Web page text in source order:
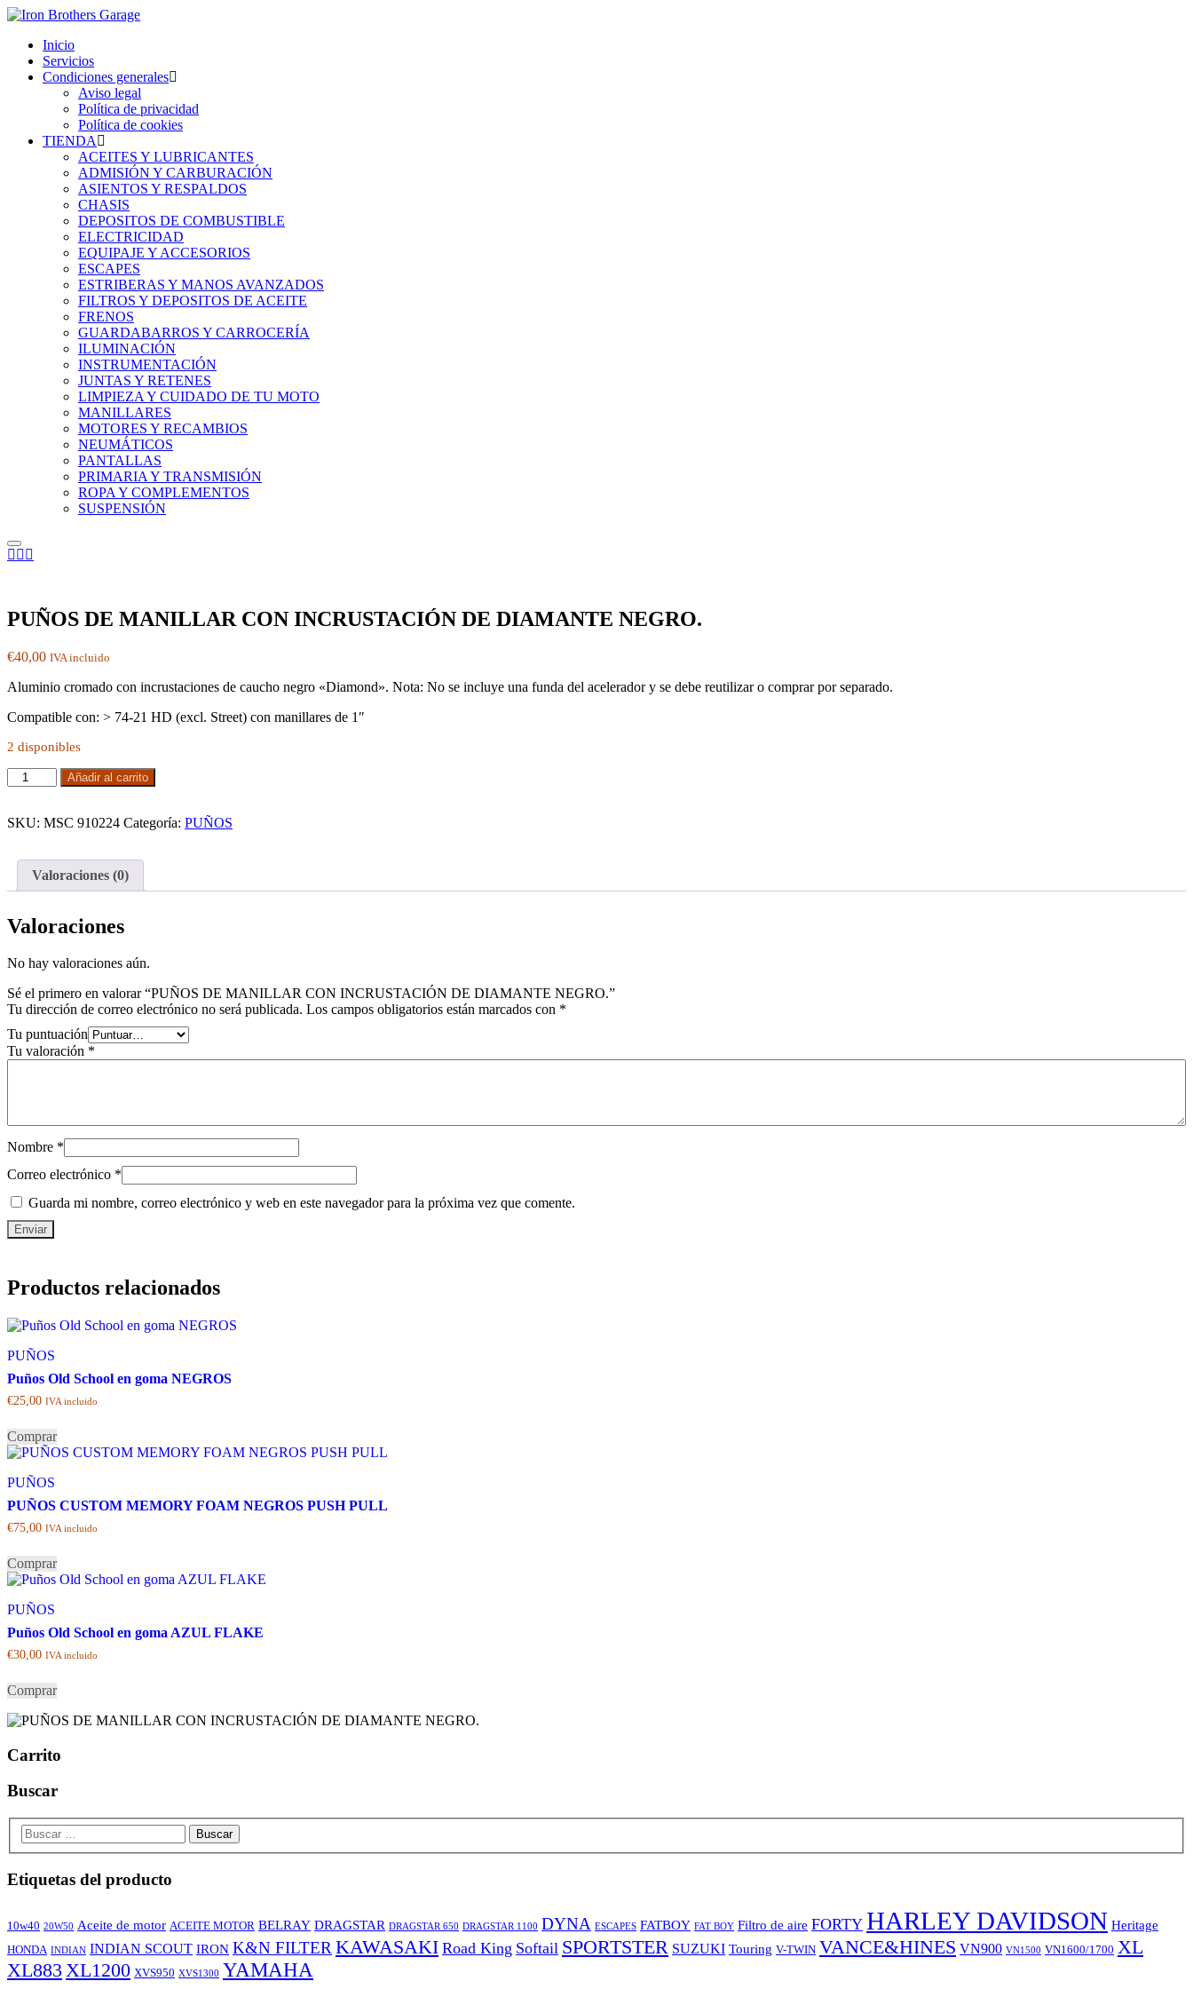
Inicio
Servicios
Condiciones generales
Aviso legal
Política de privacidad
Política de cookies
TIENDA
ACEITES Y LUBRICANTES
ADMISIÓN Y CARBURACIÓN
ASIENTOS Y RESPALDOS
CHASIS
DEPOSITOS DE COMBUSTIBLE
ELECTRICIDAD
EQUIPAJE Y ACCESORIOS
ESCAPES
ESTRIBERAS Y MANOS AVANZADOS
FILTROS Y DEPOSITOS DE ACEITE
FRENOS
GUARDABARROS Y CARROCERÍA
ILUMINACIÓN
INSTRUMENTACIÓN
JUNTAS Y RETENES
LIMPIEZA Y CUIDADO DE TU MOTO
MANILLARES
MOTORES Y RECAMBIOS
NEUMÁTICOS
PANTALLAS
PRIMARIA Y TRANSMISIÓN
ROPA Y COMPLEMENTOS
SUSPENSIÓN
Menú
principal
PUÑOS DE MANILLAR CON INCRUSTACIÓN DE DIAMANTE NEGRO.
€40,00 IVA incluido
Aluminio cromado con incrustaciones de caucho negro «Diamond». Nota: No se incluye una funda del acelerador y se debe reutilizar o comprar por separado.
Compatible con: > 74-21 HD (excl. Street) con manillares de 1″
2 disponibles
PUÑOS
DE
CON
DIAMANTE
NEGRO.
Añadir al carrito
SKU: MSC 910224 Categoría: PUÑOS
Valoraciones (0)
Valoraciones
No hay valoraciones aún.
Sé el primero en valorar “PUÑOS DE MANILLAR CON INCRUSTACIÓN DE DIAMANTE NEGRO.”
Tu dirección de correo electrónico no será publicada. Los campos obligatorios están marcados con *
Tu puntuación
Tu valoración *
Nombre *
Correo electrónico *
Guarda mi nombre, correo electrónico y web en este navegador para la próxima vez que comente.
Productos relacionados
PUÑOS
Puños Old School en goma NEGROS
€25,00 IVA incluido
Comprar
PUÑOS
PUÑOS CUSTOM MEMORY FOAM NEGROS PUSH PULL
€75,00 IVA incluido
Comprar
PUÑOS
Puños Old School en goma AZUL FLAKE
€30,00 IVA incluido
Comprar
Carrito
Buscar
Etiquetas del producto
10w40 20W50 Aceite de motor ACEITE MOTOR BELRAY DRAGSTAR DRAGSTAR 650 DRAGSTAR 1100 DYNA ESCAPES FATBOY FAT BOY Filtro de aire FORTY HARLEY DAVIDSON Heritage
HONDA INDIAN INDIAN SCOUT IRON K&N FILTER KAWASAKI Road King Softail SPORTSTER SUZUKI Touring V-TWIN VANCE&HINES VN900 VN1500 VN1600/1700 XL
XL883 XL1200 XVS950 XVS1300 YAMAHA